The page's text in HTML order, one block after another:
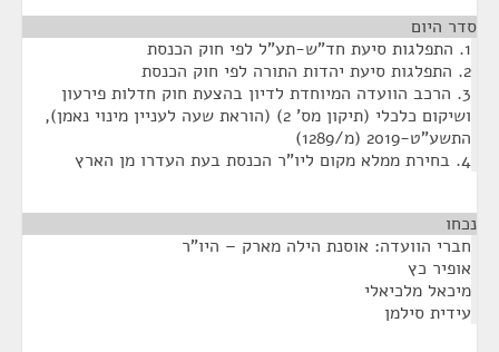
סדר היום
1. התפלגות סיעת חד"ש-תע"ל לפי חוק הכנסת
2. התפלגות סיעת יהדות התורה לפי חוק הכנסת
3. הרכב הוועדה המיוחדת לדיון בהצעת חוק חדלות פירעון
ושיקום כלכלי (תיקון מס' 2) (הוראת שעה לעניין מינוי נאמן),
התשע"ט-2019 (מ/1289)
4. בחירת ממלא מקום ליו"ר הכנסת בעת העדרו מן הארץ
נכחו
חברי הוועדה: אוסנת הילה מארק – היו"ר
אופיר כץ
מיכאל מלכיאלי
עידית סילמן